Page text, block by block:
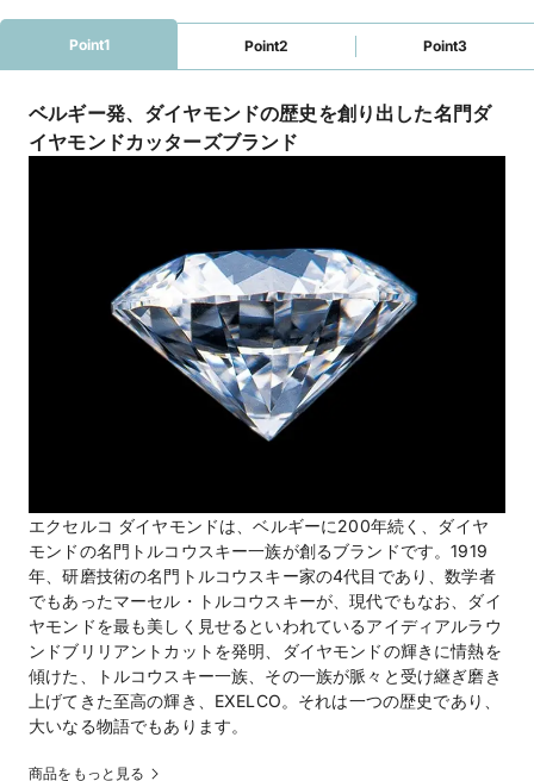
Point1 Point2 Point3
ベルギー発、ダイヤモンドの歴史を創り出した名門ダ
イヤモンドカッターズブランド
エクセルコ ダイヤモンドは、ベルギーに200年続く、ダイヤ
モンドの名門トルコウスキー一族が創るブランドです。1919
年、研磨技術の名門トルコウスキー家の4代目であり、数学者
でもあったマーセル・トルコウスキーが、現代でもなお、ダイ
ヤモンドを最も美しく見せるといわれているアイディアルラウ
ンドブリリアントカットを発明、ダイヤモンドの輝きに情熱を
傾けた、トルコウスキー一族、その一族が脈々と受け継ぎ磨き
上げてきた至高の輝き、EXELCO。それは一つの歴史であり、
大いなる物語でもあります。
商品をもっと見る